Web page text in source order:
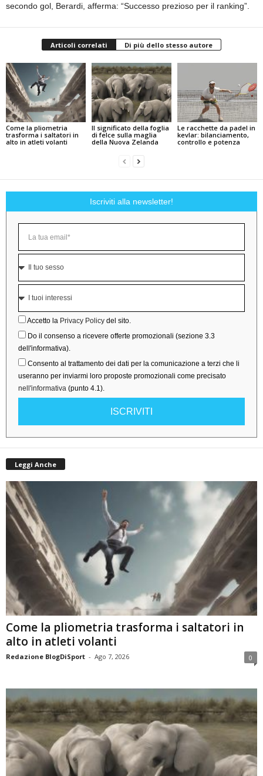
secondo gol, Berardi, afferma: “Successo prezioso per il ranking”.
Articoli correlati Di più dello stesso autore
Come la pliometria
trasforma i saltatori in
alto in atleti volanti
Il significato della foglia
di felce sulla maglia
della Nuova Zelanda
Le racchette da padel in
kevlar: bilanciamento,
controllo e potenza
Iscriviti alla newsletter!
Accetto la Privacy Policy del sito.
Do il consenso a ricevere offerte promozionali (sezione 3.3
dell'informativa).
Consento al trattamento dei dati per la comunicazione a terzi che li
useranno per inviarmi loro proposte promozionali come precisato
nell'informativa (punto 4.1).
ISCRIVITI
Leggi Anche
Come la pliometria trasforma i saltatori in
alto in atleti volanti
Redazione BlogDiSport - Ago 7, 2026 0